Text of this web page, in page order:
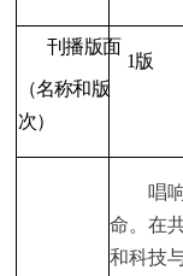
刊播版面
（名称和版
次）
1版
唱响
命。在
和科技